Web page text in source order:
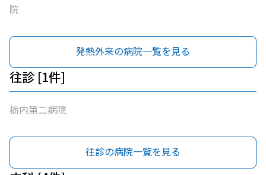
院
発熱外来の病院一覧を見る
往診 [1件]
栃内第二病院
往診の病院一覧を見る